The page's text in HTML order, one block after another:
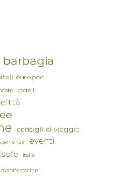
barbagia
europee
castelli
città
consigli di viaggio
eventi
Isole italia
manifestazioni